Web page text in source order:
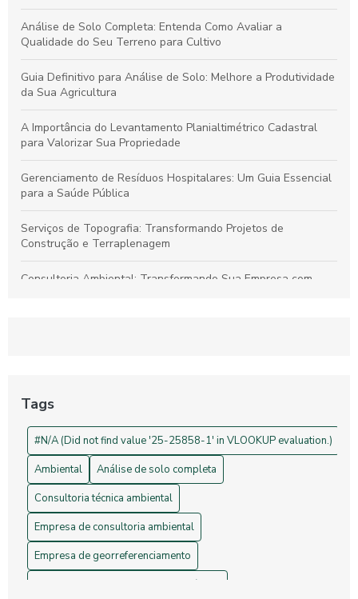
Análise de Solo Completa: Entenda Como Avaliar a
Qualidade do Seu Terreno para Cultivo
Guia Definitivo para Análise de Solo: Melhore a Produtividade
da Sua Agricultura
A Importância do Levantamento Planialtimétrico Cadastral
para Valorizar Sua Propriedade
Gerenciamento de Resíduos Hospitalares: Um Guia Essencial
para a Saúde Pública
Serviços de Topografia: Transformando Projetos de
Construção e Terraplenagem
Consultoria Ambiental: Transformando Sua Empresa com
Construção Civil
Drones na Topografia: Revolucionando Medições e Mapas
Tags
#N/A (Did not find value '25-25858-1' in VLOOKUP evaluation.)
Ambiental
Análise de solo completa
Consultoria técnica ambiental
Empresa de consultoria ambiental
Empresa de georreferenciamento
Empresa de gerenciamento de resíduos